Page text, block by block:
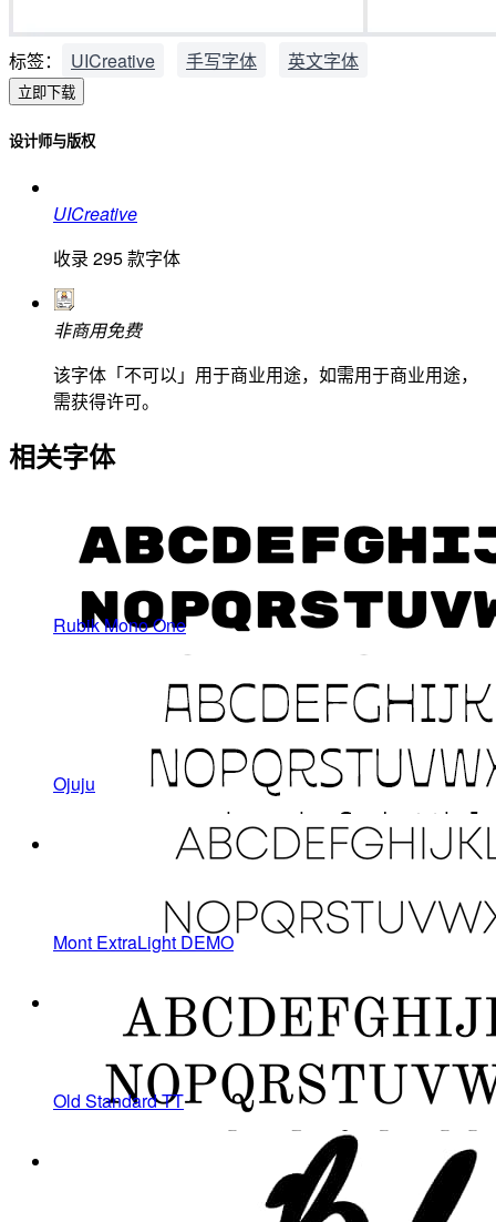
标签： UICreative 手写字体 英文字体
立即下载
设计师与版权
UICreative
收录 295款字体
非商用免费
该字体「不可以」用于商业用途，如需用于商业用途，
需获得许可。
相关字体
Rubik Mono One
Ojuju
Mont ExtraLight DEMO
Old Standard TT